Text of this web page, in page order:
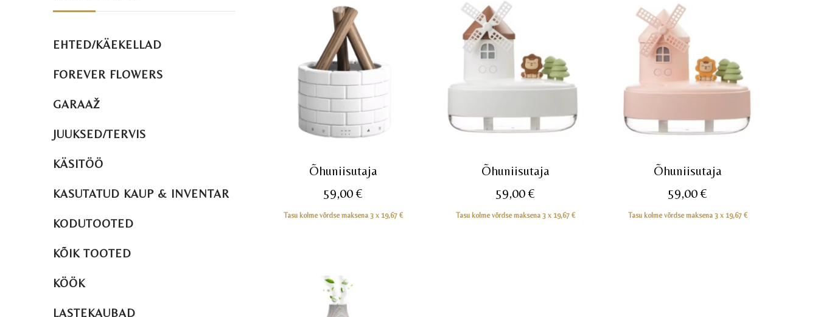
Õhuniisutaja
59,00€
Tasu kolme võrdse maksena 3 x 19,67 €
Õhuniisutaja
59,00€
Tasu kolme võrdse maksena 3 x 19,67 €
Õhuniisutaja
59,00€
Tasu kolme võrdse maksena 3 x 19,67 €
EHTED/KÄEKELLAD
FOREVER FLOWERS
GARAAŽ
JUUKSED/TERVIS
KÄSITÖÖ
KASUTATUD KAUP & INVENTAR
KODUTOOTED
KÕIK TOOTED
KÖÖK
LASTEKAUBAD